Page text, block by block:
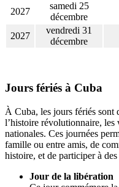
2027
samedi 25
décembre
2027
vendredi 31
décembre
Jours fériés à Cuba
À Cuba, les jours fériés sont
l’histoire révolutionnaire, les
nationales. Ces journées
famille ou entre amis, de
histoire, et de participer à
Jour de la libération